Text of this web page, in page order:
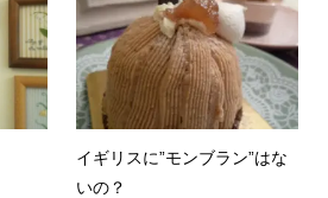
イギリスに”モンブラン”はな
いの？